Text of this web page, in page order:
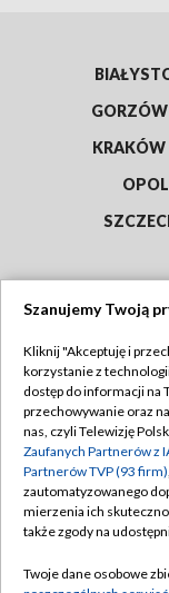
KRAKÓW
Abonament TVP
Emisja w TVP
Centrum
Naziemna
Szanujemy Twoją
Kliknij "Akceptuję i
korzystanie z
dostęp do informacji na
przechowywanie oraz
nas, czyli Telewizję
Zaufanych Partnerów z
Partnerów TVP (93 firm)
zautomatyzowanego
mierzenia ich
także zgody na
Twoje dane osobowe